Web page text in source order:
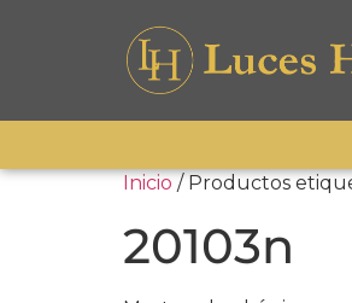
Inicio/ Productos
20103n